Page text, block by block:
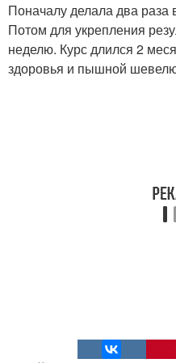
Поначалу делала два раза
Потом для укрепления
неделю. Курс длился 2
здоровья и пышной